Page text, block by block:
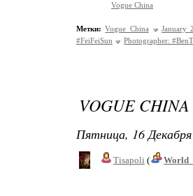
Vogue China
Метки: Vogue China
January
#FeiFeiSun
Photographer:
VOGUE
Пятница, 16
Tisapoli (